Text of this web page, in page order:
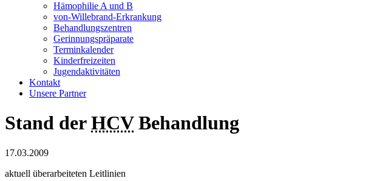
Hämophilie A und B
von-Willebrand-Erkrankung
Behandlungszentren
Gerinnungspräparate
Terminkalender
Kinderfreizeiten
Jugendaktivitäten
Kontakt
Unsere Partner
Stand derHCVBehandlung
17.03.2009
aktuell überarbeiteten Leitlinien